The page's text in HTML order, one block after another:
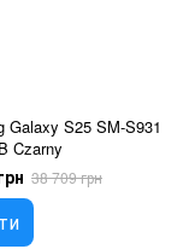
Galaxy S25 SM-S931
Czarny
38 709 грн